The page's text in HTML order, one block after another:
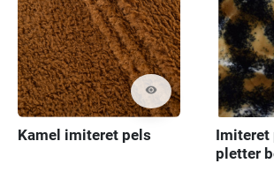
visibility
Kamel imiteret pels
Imiteret
pletter